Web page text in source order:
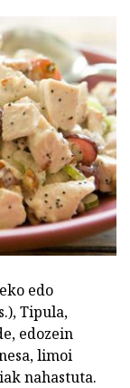
edo
Tipula,
edozein
limoi
nahastuta.